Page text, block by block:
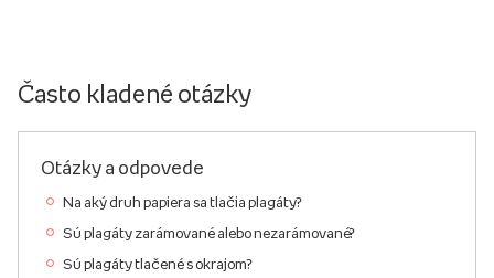
Často kladené otázky
Otázky a odpovede
Na aký druh papiera sa tlačia plagáty?
Sú plagáty zarámované alebo nezarámované?
Sú plagáty tlačené s okrajom?